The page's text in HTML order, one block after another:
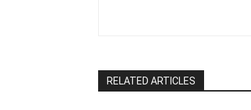
RELATED ARTICLES